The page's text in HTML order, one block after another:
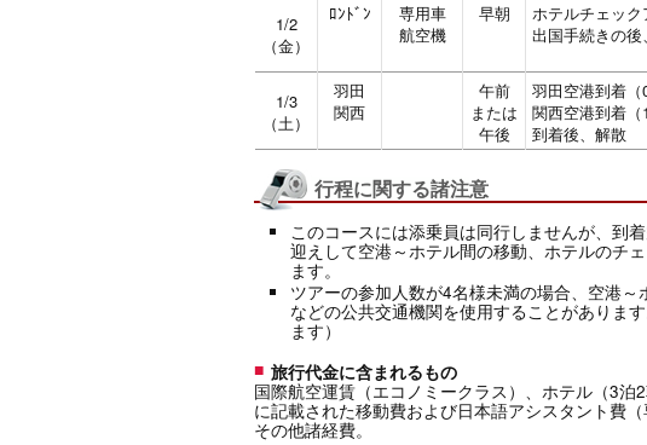
1/2
（金）
ﾛﾝﾄﾞﾝ
専用車
航空機
早朝
ホテルチェッ
出国手続きの
1/3
（土）
羽田
関西
午前
または
午後
羽田空港到着（
関西空港到着（
到着後、解散
行程に関する諸注意
このコースには添乗員は同行しませんが、到
迎えして空港～ホテル間の移動、ホテルのチ
ます。
ツアーの参加人数が4名様未満の場合、空港
などの公共交通機関を使用することがありま
ます）
旅行代金に含まれるもの
国際航空運賃（エコノミークラス）、ホテル（3
に記載された移動費および日本語アシスタント費
その他諸経費。